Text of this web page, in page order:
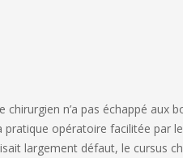
n’a pas échappé aux
pratique opératoire facilitée par
largement défaut, le cursus